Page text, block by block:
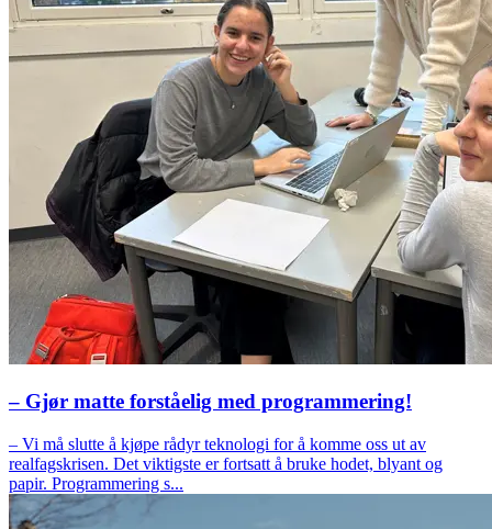
– Gjør matte forståelig med programmering!
– Vi må slutte å kjøpe rådyr teknologi for å komme oss ut av
realfagskrisen. Det viktigste er fortsatt å bruke hodet, blyant og
papir. Programmering s...